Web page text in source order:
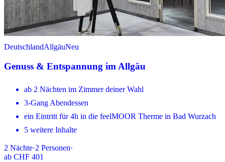
DeutschlandAllgäuNeu
Genuss & Entspannung im Allgäu
ab 2 Nächten im Zimmer deiner Wahl
3-Gang Abendessen
ein Eintritt für 4h in die feelMOOR Therme in Bad Wurzach
5 weitere Inhalte
2 Nächte·2 Personen·
ab CHF 401